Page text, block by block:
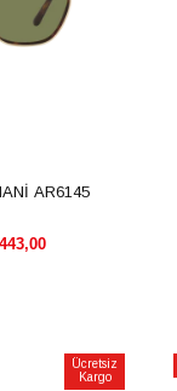
AR6145
Ücretsiz
Kargo